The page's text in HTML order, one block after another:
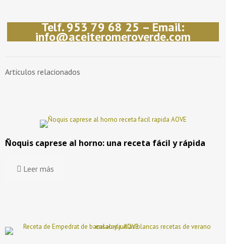
Telf. 953 79 68 25 – Email:
info@aceiteromeroverde.com
Articulos relacionados
Ñoquis caprese al horno: una receta fácil y rápida
Leer más